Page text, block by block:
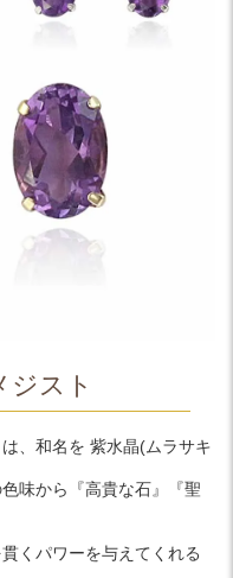
ジスト
、和名を 紫水晶(ムラサキ
味から『高貴な石』『聖
くパワーを与えてくれる